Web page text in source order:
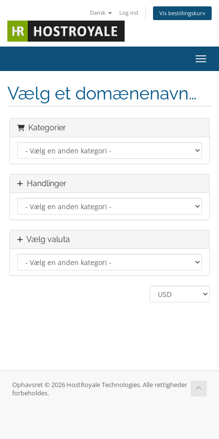
Dansk Log ind Vis bestillingskurv
Skift
Vælg et domænenavn…
Kategorier
Handlinger
Vælg valuta
Ophavsret © 2026 HostRoyale Technologies. Alle rettigheder
forbeholdes.